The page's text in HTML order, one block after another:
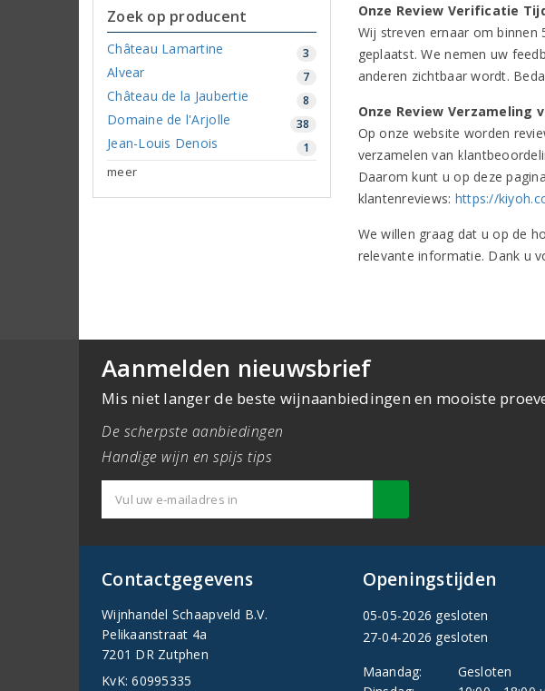
Zoek op producent
Château Lamartine 3
Alvear 7
Château de la Jaubertie 8
Domaine de l'Arjolle 38
Jean-Louis Denois 1
meer
Onze Review Verificatie
Wij streven ernaar om
geplaatst. We nemen uw
anderen zichtbaar wordt.
Onze Review Verzameling
Op onze website worden
verzamelen van
Daarom kunt u op deze
klantenreviews: https://
We willen graag dat u op de
relevante informatie. Dank u
Aanmelden nieuwsbrief
Mis niet langer de beste wijnaanbiedingen en mooiste
De scherpste aanbiedingen
Handige wijn en spijs tips
Contactgegevens
Wijnhandel Schaapveld B.V.
Pelikaanstraat 4a
7201 DR Zutphen
KvK: 60995335
Openingstijden
05-05-2026 gesloten
27-04-2026 gesloten
Maandag:
Gesloten